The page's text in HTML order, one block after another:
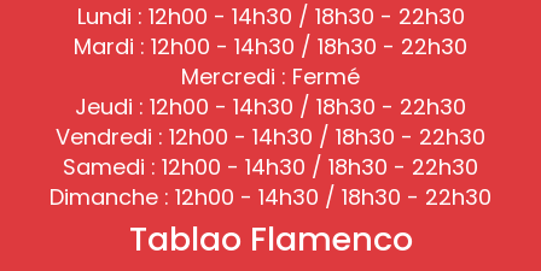
Lundi : 12h00 - 14h30 / 18h30 - 22h30
Mardi : 12h00 - 14h30 / 18h30 - 22h30
Mercredi : Fermé
Jeudi : 12h00 - 14h30 / 18h30 - 22h30
Vendredi : 12h00 - 14h30 / 18h30 - 22h30
Samedi : 12h00 - 14h30 / 18h30 - 22h30
Dimanche : 12h00 - 14h30 / 18h30 - 22h30
Tablao Flamenco